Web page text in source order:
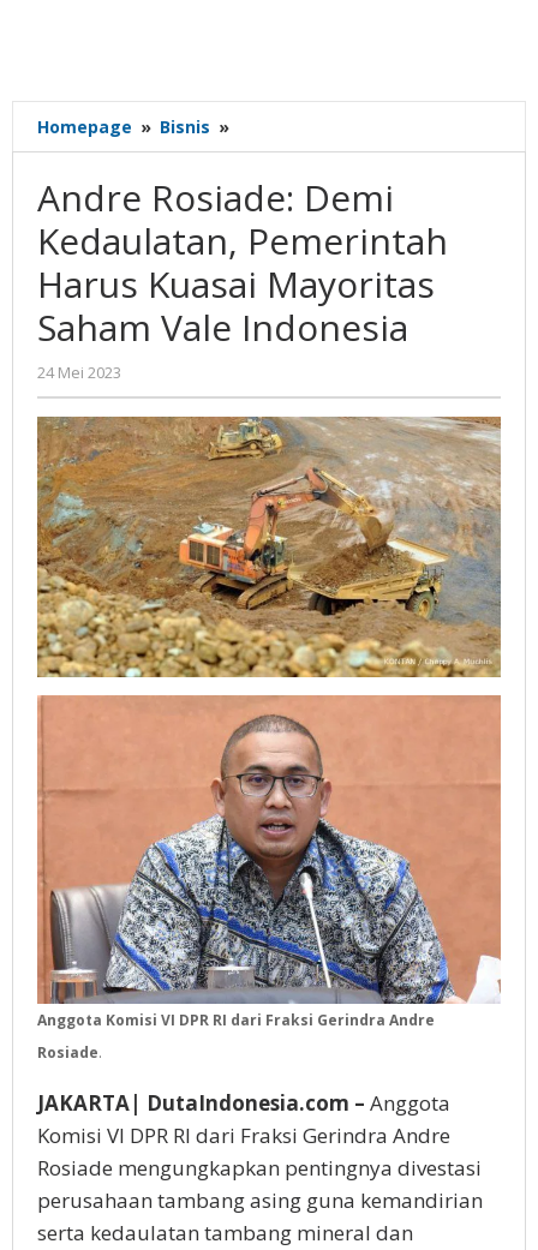
Homepage » Bisnis »
Rosiade:
Kedaulatan,
Pemerintah
Harus
Kuasai
Mayoritas
Saham
Andre Rosiade: Demi
Kedaulatan, Pemerintah
Harus Kuasai Mayoritas
Saham Vale Indonesia
24 Mei 2023
Gatot
Susanto
Anggota Komisi VI DPR RI dari Fraksi Gerindra Andre
Rosiade.
JAKARTA| DutaIndonesia.com – Anggota
Komisi VI DPR RI dari Fraksi Gerindra Andre
Rosiade mengungkapkan pentingnya divestasi
perusahaan tambang asing guna kemandirian
serta kedaulatan tambang mineral dan